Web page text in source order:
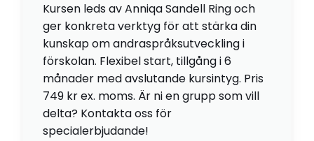
Kursen leds av Anniqa Sandell Ring och
ger konkreta verktyg för att stärka din
kunskap om andraspråksutveckling i
förskolan. Flexibel start, tillgång i 6
månader med avslutande kursintyg. Pris
749 kr ex. moms. Är ni en grupp som vill
delta? Kontakta oss för
specialerbjudande!